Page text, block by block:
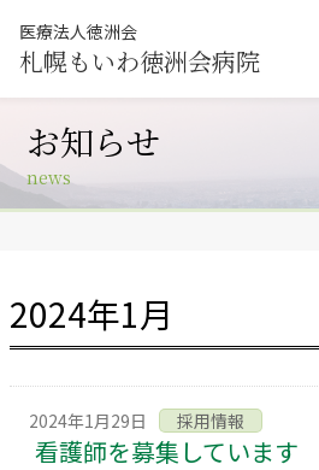
医療法人徳洲会
札幌もいわ徳洲会病院
お知らせ
news
2024年1月
看護師を募集しています
2024年1月29日 採用情報